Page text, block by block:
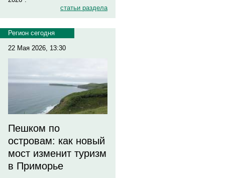
статьи раздела
Регион сегодня
22 Мая 2026, 13:30
Пешком по
островам: как новый
мост изменит туризм
в Приморье